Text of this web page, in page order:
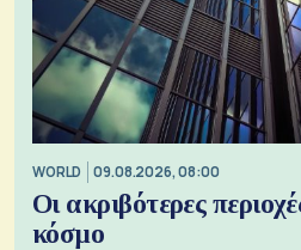
WORLD 09.08.2026, 08:00
Οι ακριβότερες
κόσμο